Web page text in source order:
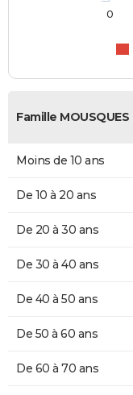
0
Famille MOUSQUES
Moins de 10 ans
De 10 à 20 ans
De 20 à 30 ans
De 30 à 40 ans
De 40 à 50 ans
De 50 à 60 ans
De 60 à 70 ans